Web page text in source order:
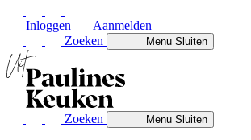
Inloggen
Aanmelden
Zoeken
MenuSluiten
Zoeken MenuSluiten